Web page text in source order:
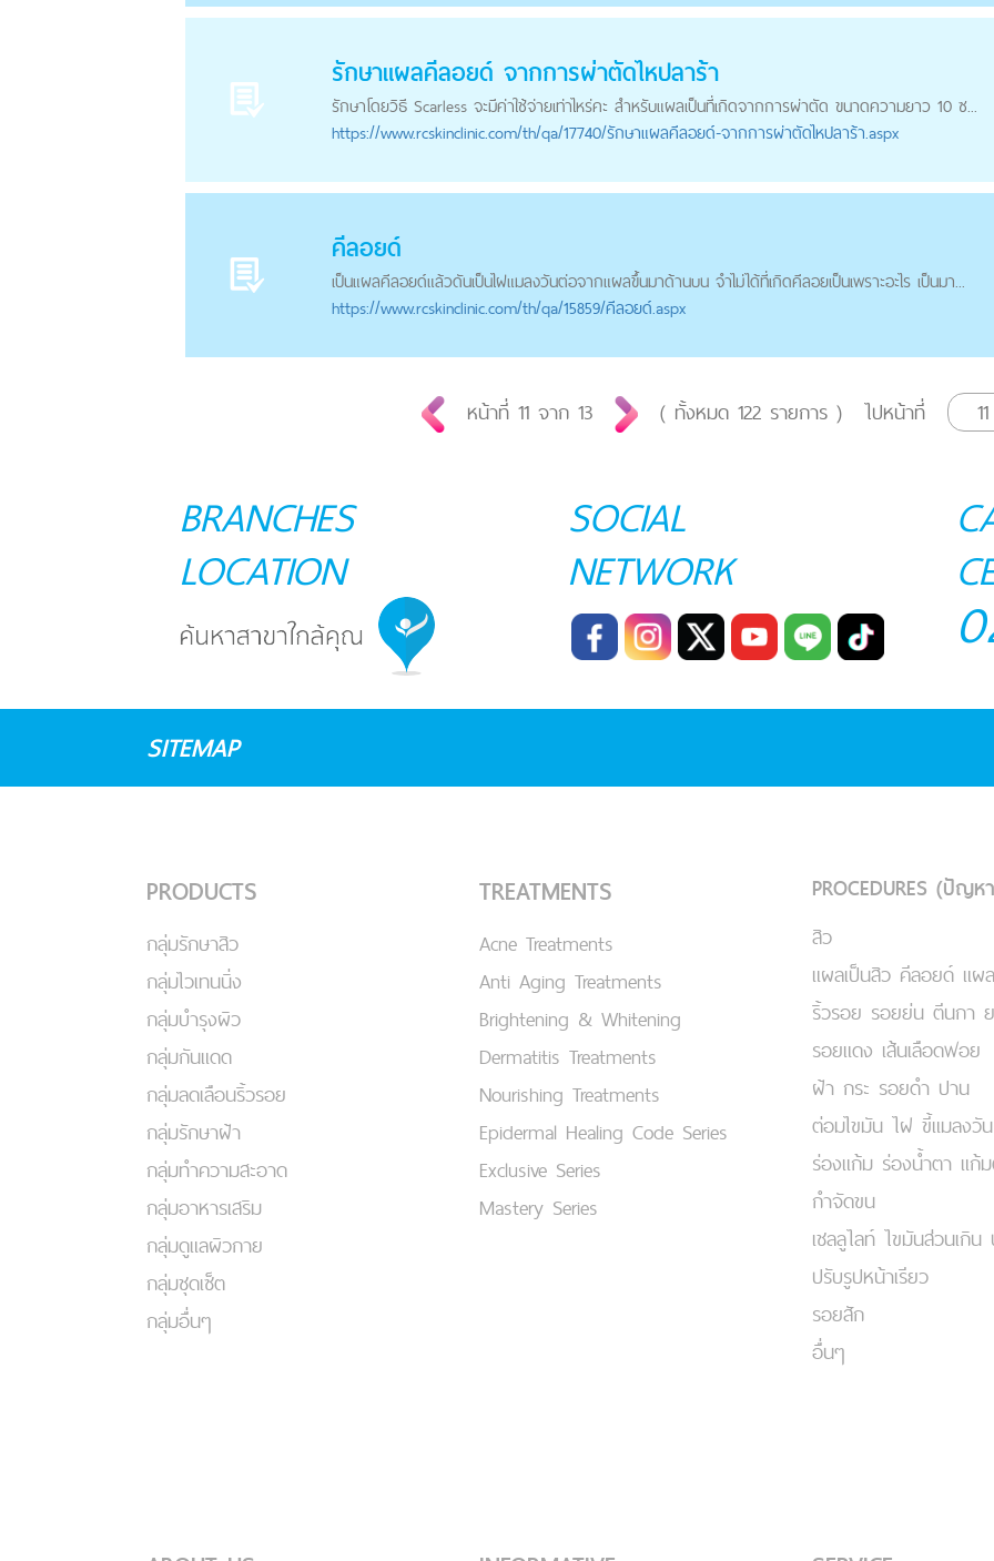
รักษาแผลคีลอยด์ จากการผ่าตัดไหปลาร้า
รักษาโดยวิธี Scarless จะมีค่าใช้จ่ายเท่าไหร่คะ สำหรับแผลเป็นที่เกิดจากการผ่าตัด ขนาดความยาว 10 ซ...
https://www.rcskinclinic.com/th/qa/17740/รักษาแผลคีลอยด์-จากการผ่าตัดไหปลาร้า.aspx
คีลอยด์
เป็นแผลคีลอยด์แล้วดันเป็นไฝแมลงวันต่อจากแผลขึ้นมาด้านบน จำไม่ได้ที่เกิดคีลอยเป็นเพราะอะไร เป็นมา...
https://www.rcskinclinic.com/th/qa/15859/คีลอยด์.aspx
หน้าที่ 11จาก 13 ( ทั้งหมด 122รายการ ) ไปหน้าที่
BRANCHES
LOCATION
SOCIAL
NETWORK
SITEMAP
PRODUCTS
กลุ่มรักษาสิว
กลุ่มไวเทนนิ่ง
กลุ่มบำรุงผิว
กลุ่มกันแดด
กลุ่มลดเลือนริ้วรอย
กลุ่มรักษาฝ้า
กลุ่มทำความสะอาด
กลุ่มอาหารเสริม
กลุ่มดูแลผิวกาย
กลุ่มชุดเซ็ต
กลุ่มอื่นๆ
TREATMENTS
Acne Treatments
Anti Aging Treatments
Brightening & Whitening
Dermatitis Treatments
Nourishing Treatments
Epidermal Healing Code Series
Exclusive Series
Mastery Series
PROCEDURES (ปัญห
สิว
แผลเป็นสิว คีลอยด์ แผ
ริ้วรอย รอยย่น ตีนกา
รอยแดง เส้นเลือดฟอย
ฝ้า กระ รอยดำ ปาน
ต่อมไขมัน ไฝ ขี้แมลงวั
ร่องแก้ม ร่องน้ำตา แก้
กำจัดขน
เชลลูไลท์ ไขมันส่วนเกิน
ปรับรูปหน้าเรียว
รอยสัก
อื่นๆ